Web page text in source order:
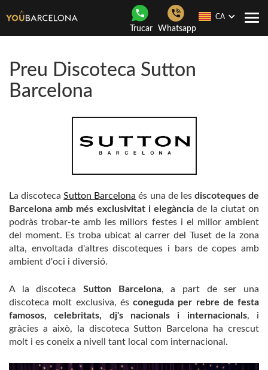
Trucar Whatsapp
CA
Preu Discoteca Sutton
Barcelona
La discotecaSutton Barcelona és una de les discoteques de
Barcelona amb més exclusivitat i elegància de la ciutat on
podràs trobar-te amb les millors festes i el millor ambient
del moment. Es troba ubicat al carrer del Tuset de la zona
alta, envoltada d'altres discoteques i bars de copes amb
ambient d'oci i diversió.
A la discoteca Sutton Barcelona, a part de ser una
discoteca molt exclusiva, és coneguda per rebre de festa
famosos, celebritats, dj's nacionals i internacionals, i
gràcies a això, la discoteca Sutton Barcelona ha crescut
molt i es coneix a nivell tant local com internacional.